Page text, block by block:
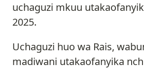
uchaguzi mkuu
2025.
Uchaguzi huo wa Rais,
madiwani utakaofanyika